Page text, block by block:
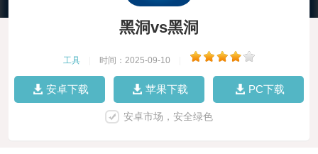
黑洞vs黑洞
工具 时间：2025-09-10
安卓下载 苹果下载 PC下载
安卓市场，安全绿色